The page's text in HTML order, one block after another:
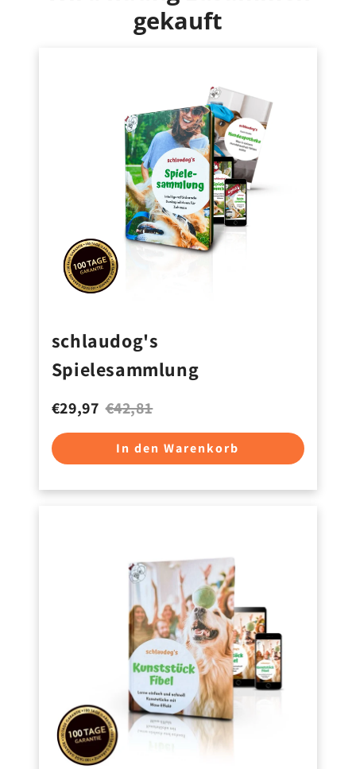
Wenn Du im europäischen Ausland wohnst, beträgt
gekauft
schlaudog's
Spielesammlung
€29,97 €42,81
In den Warenkorb